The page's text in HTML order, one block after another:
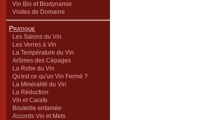
Vin Bio et Biodynamie
Visites de Domaine
Pratique
Les Salons du Vin
Les Verres à Vin
La Température du Vin
Arômes des Cépages
La Robe du Vin
Qu'est ce qu'un Vin Fermé ?
La Minéralité du Vin
La Réduction
Vin et Carafe
Bouteille entamée
Accords Vin et Mets